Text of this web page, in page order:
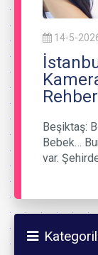
14-5-
Beşiktaş:
Bebek…
var.